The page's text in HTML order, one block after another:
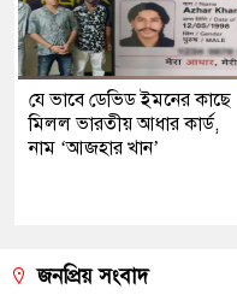
যে ভাবে ডেভিড ইমনের কাছে
মিলল ভারতীয় আধার কার্ড,
নাম ‘আজহার খান’
জনপ্রিয় সংবাদ